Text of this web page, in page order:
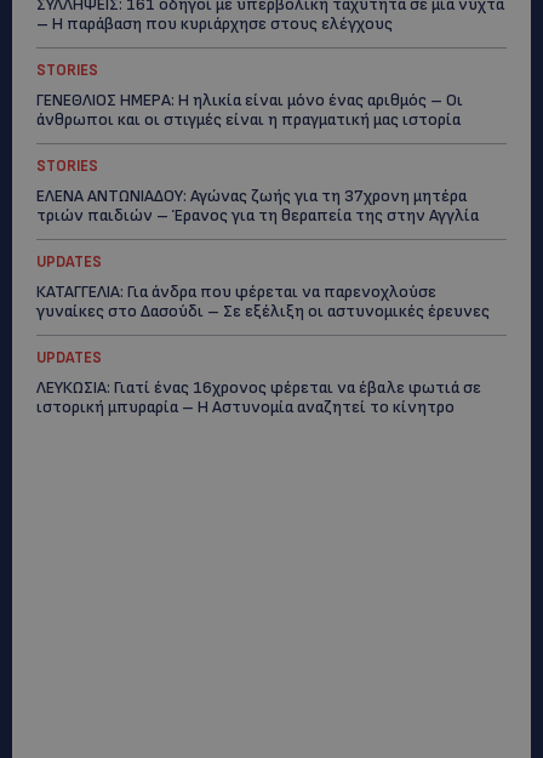
ΣΥΛΛΗΨΕΙΣ: 161 οδηγοί με υπερβολική ταχύτητα σε μία νύχτα
– Η παράβαση που κυριάρχησε στους ελέγχους
STORIES
ΓΕΝΕΘΛΙΟΣ ΗΜΕΡΑ: Η ηλικία είναι μόνο ένας αριθμός – Οι
άνθρωποι και οι στιγμές είναι η πραγματική μας ιστορία
STORIES
ΕΛΕΝΑ ΑΝΤΩΝΙΑΔΟΥ: Αγώνας ζωής για τη 37χρονη μητέρα
τριών παιδιών – Έρανος για τη θεραπεία της στην Αγγλία
UPDATES
ΚΑΤΑΓΓΕΛΙΑ: Για άνδρα που φέρεται να παρενοχλούσε
γυναίκες στο Δασούδι – Σε εξέλιξη οι αστυνομικές έρευνες
UPDATES
ΛΕΥΚΩΣΙΑ: Γιατί ένας 16χρονος φέρεται να έβαλε φωτιά σε
ιστορική μπυραρία – Η Αστυνομία αναζητεί το κίνητρο